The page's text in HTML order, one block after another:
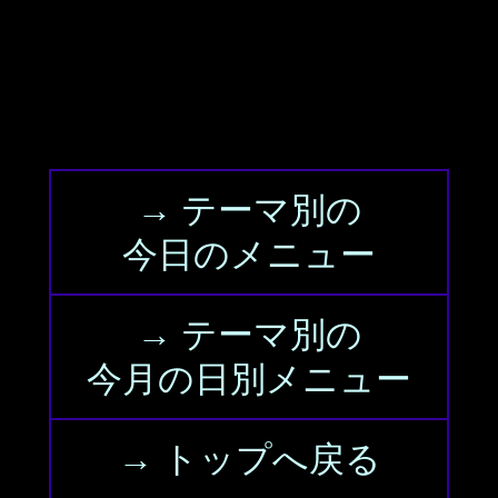
→ テーマ別の
今日のメニュー
→ テーマ別の
今月の日別メニュー
→ トップへ戻る